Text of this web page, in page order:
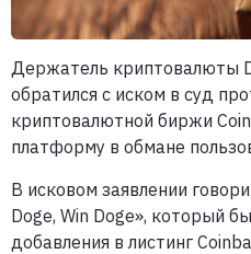
Держатель криптовалюты
обратился с иском в суд
криптовалютной биржи
платформу в обмане
В исковом заявлении
Doge, Win Doge», который
добавления в листинг